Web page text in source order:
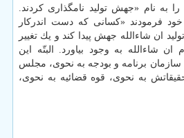
به نام «جهش تولید نامگذاری كردند.
فرمودند «كسانی كه دست اندركار
ان شاءالله جهش پیدا كند و یك تغییر
شاءالله به وجود بیاورد. البتّه این
سازمان برنامه و بودجه به نحوی، مجلس
به نحوی، قوه قضائیه به نحوی،